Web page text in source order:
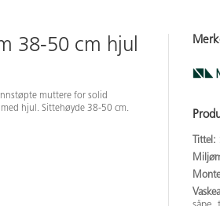
38-50 cm hjul
muttere for solid
hjul. Sittehøyde 38-50 cm.
Tittel: